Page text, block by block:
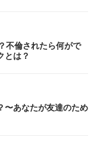
不倫されたら何がで
とは？
〜あなたが友達のため